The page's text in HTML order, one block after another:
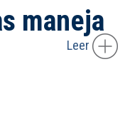
maneja
Leer